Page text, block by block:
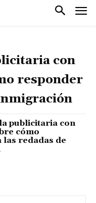
con
responder
publicitaria con
cómo
las redadas de